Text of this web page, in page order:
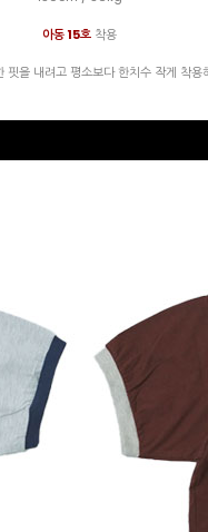
아동 15호착용
핏을 내려고 평소보다 한치수 작게 착용